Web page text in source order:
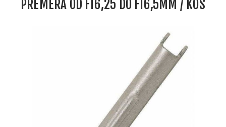
PREMERA OD FI6,25 DO FI6,5MM / KOS